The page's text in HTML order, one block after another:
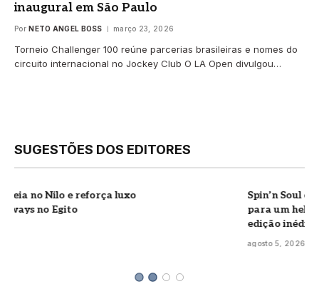
inaugural em São Paulo
Por NETO ANGEL BOSS março 23, 2026
Torneio Challenger 100 reúne parcerias brasileiras e nomes do
circuito internacional no Jockey Club O LA Open divulgou…
SUGESTÕES DOS EDITORES
Spin’n Soul e Vitafor levam o spinning
para um heliponto de São Paulo em
edição inédita do Vitafor Spin Open Air